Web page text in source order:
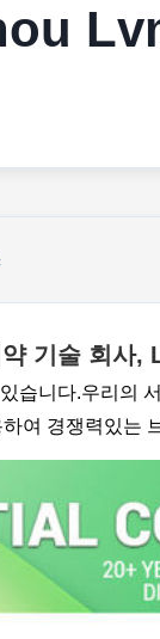
기술 회사,
습니다.우리의
여 경쟁력있는